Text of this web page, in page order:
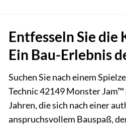
Entfesseln Sie die
Ein Bau-Erlebnis
Suchen Sie nach einem
Technic 42149 Monster
Jahren, die sich nach einer
anspruchsvollem Bauspaß,